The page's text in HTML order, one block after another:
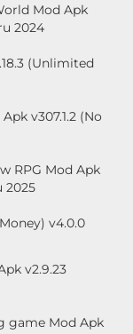
Mod Apk
2024
(Unlimited
v307.1.2 (No
RPG Mod Apk
2025
v4.0.0
v2.9.23
game Mod Apk